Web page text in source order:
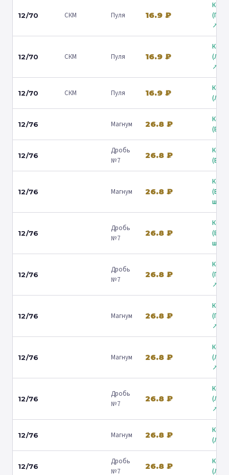
12/70 СКМ Пуля 16.9 ₽
↗
12/70 СКМ Пуля 16.9 ₽
↗
12/70 СКМ Пуля 16.9 ₽
12/76 Магнум 26.8 ₽
12/76
Дробь
№7
26.8 ₽
12/76 Магнум 26.8 ₽
ш.) ↗
12/76
Дробь
№7
26.8 ₽
ш.) ↗
12/76
Дробь
№7
26.8 ₽
↗
12/76 Магнум 26.8 ₽
↗
12/76 Магнум 26.8 ₽
↗
12/76
Дробь
№7
26.8 ₽
↗
12/76 Магнум 26.8 ₽
12/76
Дробь
№7
26.8 ₽